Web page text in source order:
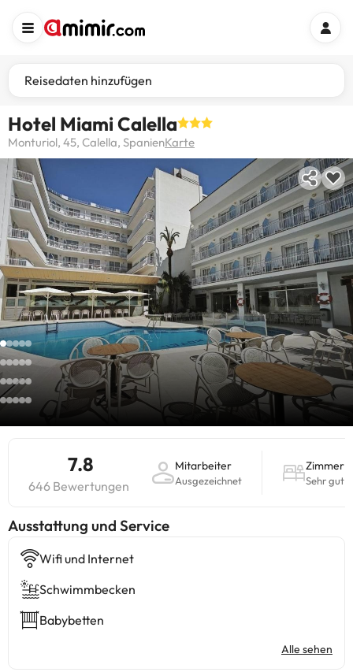
Reisedaten hinzufügen
Hotel Miami Calella
Monturiol, 45, Calella, SpanienKarte
7.8
646 Bewertungen
Mitarbeiter
Ausgezeichnet
Zimmer
Sehr gut
​Ausstattung und Service
Wifi und Internet
Schwimmbecken
Babybetten
Alle sehen